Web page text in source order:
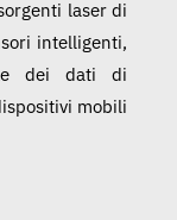
laser di
intelligenti,
dei dati di
mobili